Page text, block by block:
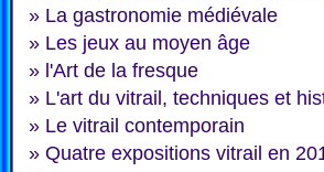
» La gastronomie médiévale
» Les jeux au moyen âge
» l'Art de la fresque
» L'art du vitrail, techniques et
» Le vitrail contemporain
» Quatre expositions vitrail en